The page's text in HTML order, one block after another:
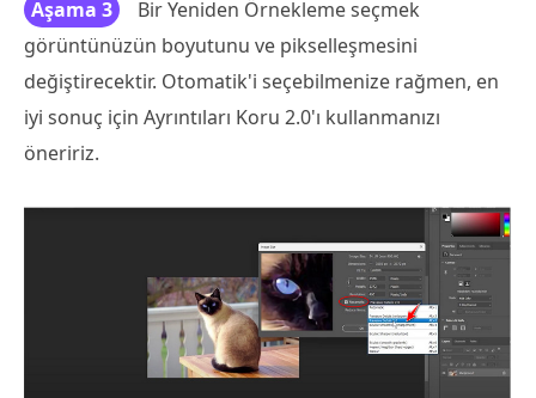
Aşama 3
Bir Yeniden Örnekleme seçmek
görüntünüzün boyutunu ve pikselleşmesini
değiştirecektir. Otomatik'i seçebilmenize rağmen, en
iyi sonuç için Ayrıntıları Koru 2.0'ı kullanmanızı
öneririz.